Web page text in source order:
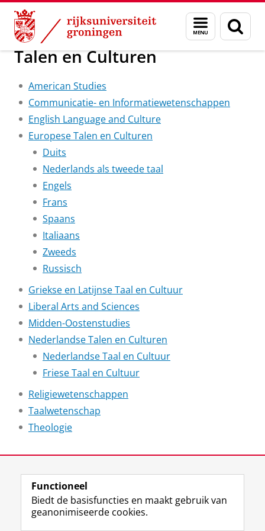
Skip
Content
Skip
Navigation
Menu
en
zoeken
Onderwijs Bacheloropleidingen op interessegebied
Talen en Culturen
American Studies
Communicatie- en Informatiewetenschappen
English Language and Culture
Europese Talen en Culturen
Duits
Nederlands als tweede taal
Engels
Frans
Spaans
Italiaans
Zweeds
Russisch
Griekse en Latijnse Taal en Cultuur
Liberal Arts and Sciences
Midden-Oostenstudies
Nederlandse Talen en Culturen
Nederlandse Taal en Cultuur
Friese Taal en Cultuur
Religiewetenschappen
Taalwetenschap
Theologie
View this page in:English
Functioneel
Biedt de basisfuncties en maakt gebruik van
geanonimiseerde cookies.